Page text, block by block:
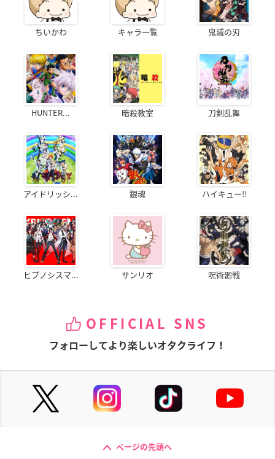
ちいかわ キャラ一覧 鬼滅の刃
HUNTER... 暗殺教室 刀剣乱舞
アイドリッシ... 銀魂 ハイキュー!!
ヒプノシスマ... サンリオ 呪術廻戦
OFFICIAL SNS
フォローしてより楽しいオタクライフ！
ページの先頭へ